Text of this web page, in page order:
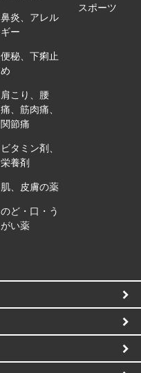
鼻炎、アレル
ギー
便秘、下痢止
め
肩こり、腰
痛、筋肉痛、
関節痛
ビタミン剤、
栄養剤
肌、皮膚の薬
のど・口・う
がい薬
スポーツ